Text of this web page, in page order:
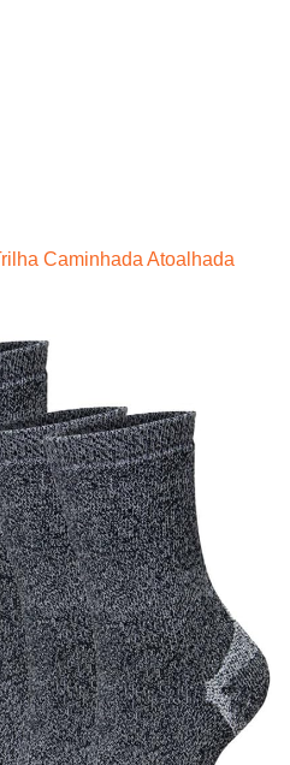
Caminhada Atoalhada